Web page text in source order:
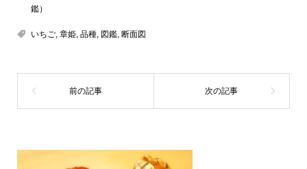
鑑）
いちご, 章姫, 品種, 図鑑, 断面図